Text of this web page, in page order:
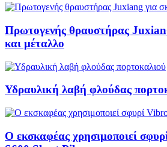
Πρωτογενής θραυστήρας
και μέταλλο
Υδραυλική λαβή φλούδας
Ο εκσκαφέας χρησιμοποιεί